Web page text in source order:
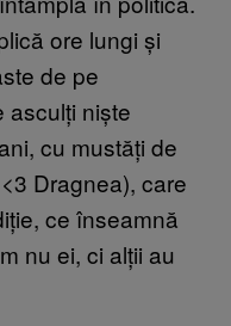
ore lungi și
de pe
asculți niște
cu mustăți de
Dragnea), care
ce înseamnă
nu ei, ci alții au